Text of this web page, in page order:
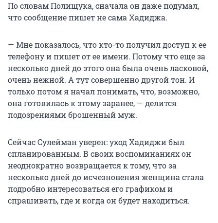
По словам Полищука, сначала он даже подумал,
что сообщение пишет не сама Хадиджа.
— Мне показалось, что кто-то получил доступ к ее
телефону и пишет от ее имени. Потому что еще за
несколько дней до этого она была очень ласковой,
очень нежной. А тут совершенно другой тон. И
только потом я начал понимать, что, возможно,
она готовилась к этому заранее, — делится
подозрениями брошенный муж.
Сейчас Сулейман уверен: уход Хадиджи был
спланированным. В своих воспоминаниях он
неоднократно возвращается к тому, что за
несколько дней до исчезновения женщина стала
подробно интересоваться его графиком и
спрашивать, где и когда он будет находиться.